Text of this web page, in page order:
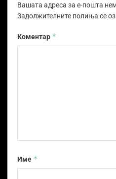
Вашата адреса за е-пошта
Задолжителните полиња се
Коментар *
Име *